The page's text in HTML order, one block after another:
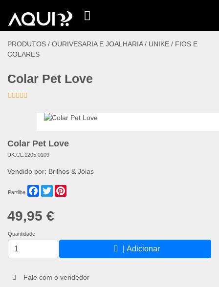
PRODUTOS / OURIVESARIA E JOALHARIA/ UNIKE / FIOS E
COLARES
Colar Pet Love
Colar Pet Love
UK.CL.1205.0109
Vendido por: Brilhos & Jóias
Partilhe Facebook
Twitter
49,95 €
Quantidade
| Adicionar
Fale com o vendedor